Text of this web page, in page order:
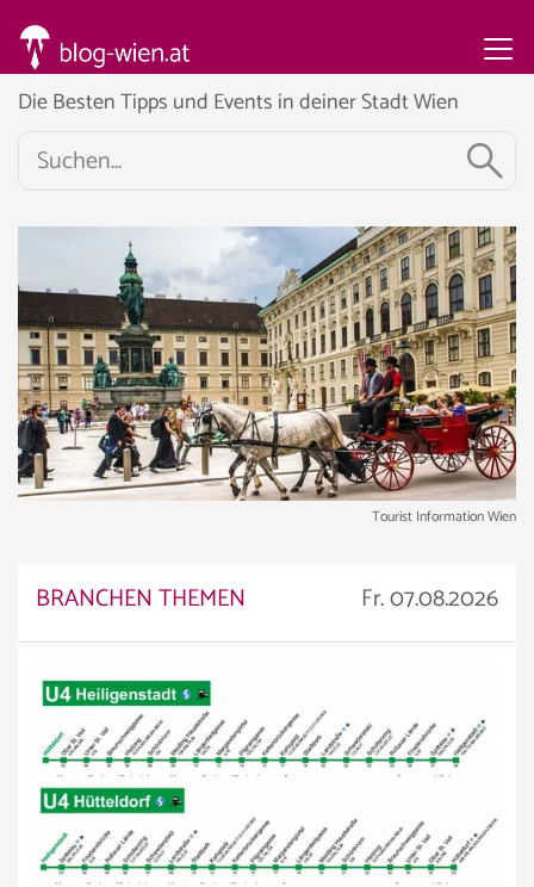
Die Besten Tipps und Events in deiner Stadt Wien
Tourist Information Wien
BRANCHEN THEMEN Fr. 07.08.2026